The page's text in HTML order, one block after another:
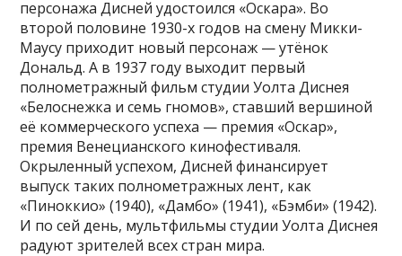
персонажа Дисней удостоился «Оскара». Во
второй половине 1930-х годов на смену Микки-
Маусу приходит новый персонаж — утёнок
Дональд. А в 1937 году выходит первый
полнометражный фильм студии Уолта Диснея
«Белоснежка и семь гномов», ставший вершиной
её коммерческого успеха — премия «Оскар»,
премия Венецианского кинофестиваля.
Окрыленный успехом, Дисней финансирует
выпуск таких полнометражных лент, как
«Пиноккио» (1940), «Дамбо» (1941), «Бэмби» (1942).
И по сей день, мультфильмы студии Уолта Диснея
радуют зрителей всех стран мира.